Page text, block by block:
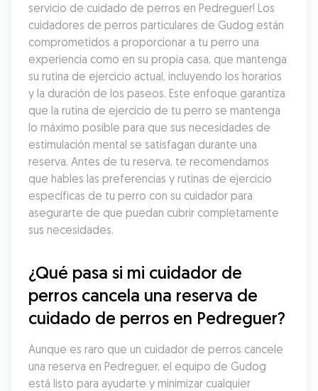
servicio de cuidado de perros en Pedreguer! Los
cuidadores de perros particulares de Gudog están
comprometidos a proporcionar a tu perro una
experiencia como en su propia casa, que mantenga
su rutina de ejercicio actual, incluyendo los horarios
y la duración de los paseos. Este enfoque garantiza
que la rutina de ejercicio de tu perro se mantenga
lo máximo posible para que sus necesidades de
estimulación mental se satisfagan durante una
reserva. Antes de tu reserva, te recomendamos
que hables las preferencias y rutinas de ejercicio
específicas de tu perro con su cuidador para
asegurarte de que puedan cubrir completamente
sus necesidades.
¿Qué pasa si mi cuidador de
perros cancela una reserva de
cuidado de perros en Pedreguer?
Aunque es raro que un cuidador de perros cancele
una reserva en Pedreguer, el equipo de Gudog
está listo para ayudarte y minimizar cualquier